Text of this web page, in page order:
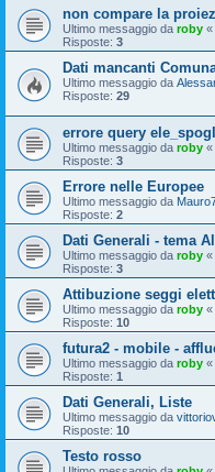
non compare la
Ultimo messaggio da roby «
Risposte: 3
Dati mancanti
Ultimo messaggio da
Risposte: 29
errore query
Ultimo messaggio da roby «
Risposte: 3
Errore nelle Europee
Ultimo messaggio da
Risposte: 2
Dati Generali - tema
Ultimo messaggio da roby «
Risposte: 3
Attibuzione seggi
Ultimo messaggio da roby «
Risposte: 10
futura2 - mobile -
Ultimo messaggio da roby «
Risposte: 1
Dati Generali, Liste
Ultimo messaggio da
Risposte: 10
Testo rosso